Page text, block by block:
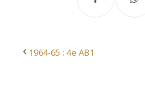
1964-65 : 4e AB1